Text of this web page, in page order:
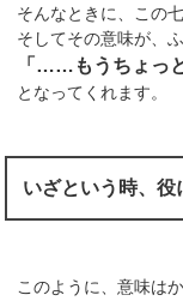
そんなときに、この
そしてその意味が、
「……もうちょっ
となってくれます。
いざという時、
このように、意味は